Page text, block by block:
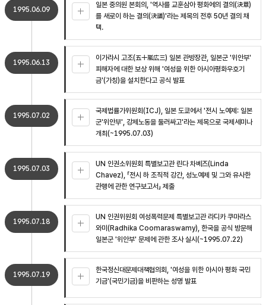
1995.06.09
일본 중의원 본회의, '역사를 교훈삼아 평화에의 결의(決意)
를 새로이 하는 결의(決議)'라는 제목의 전후 50년 결의 채
택.
1995.06.13
이가라시 고조(五十嵐広三) 일본 관방장관, 일본군 '위안부'
피해자에 대한 보상 위해 '여성을 위한 아시아평화우호기
금'(가칭)을 설치한다고 공식 발표
1995.07.02
국제법률가위원회(ICJ), 일본 도쿄에서 '전시 노예제: 일본
군'위안부', 강제노동을 둘러싸고'라는 제목으로 국제세미나
개최(~1995.07.03)
1995.07.03
UN 인권소위원회 특별보고관 린다 차베즈(Linda
Chavez), 「전시 하 조직적 강간, 성노예제 및 그와 유사한
관행에 관한 연구보고서」 제출
1995.07.18
UN 인권위원회 여성폭력문제 특별보고관 라디카 쿠마라스
와미(Radhika Coomaraswamy), 한국을 공식 방문해
일본군 '위안부' 문제에 관한 조사 실시(~1995.07.22)
1995.07.19
한국정신대문제대책협의회, '여성을 위한 아시아 평화 국민
기금'(국민기금)을 비판하는 성명 발표